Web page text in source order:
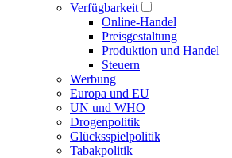
Verfügbarkeit
Online-Handel
Preisgestaltung
Produktion und Handel
Steuern
Werbung
Europa und EU
UN und WHO
Drogenpolitik
Glücksspielpolitik
Tabakpolitik